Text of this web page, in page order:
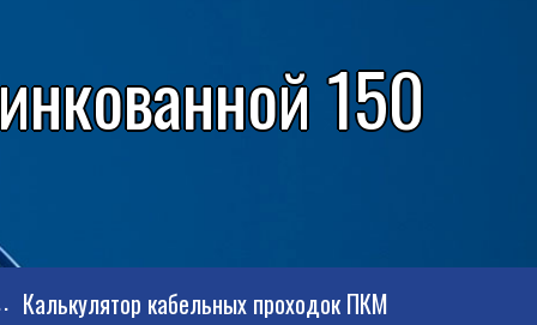
150
Калькулятор кабельных проходок ПКМ